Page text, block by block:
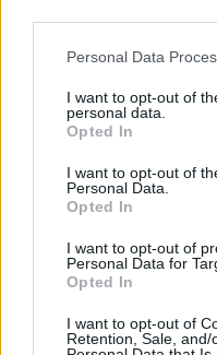
Personal Data
I want to opt-out of
personal data.
Opted In
I want to opt-out of
Personal Data.
Opted In
I want to opt-out of
Personal Data for
Opted In
I want to opt-out of
Retention, Sale,
Ένας "απλός"
όραση, ένας